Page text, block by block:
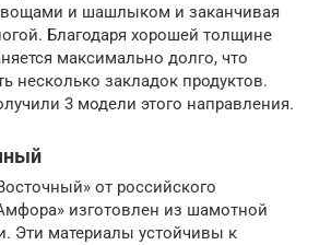
и шашлыком и заканчивая
Благодаря хорошей толщине
максимально долго, что
несколько закладок продуктов.
3 модели этого направления.
от российского
изготовлен из шамотной
Эти материалы устойчивы к